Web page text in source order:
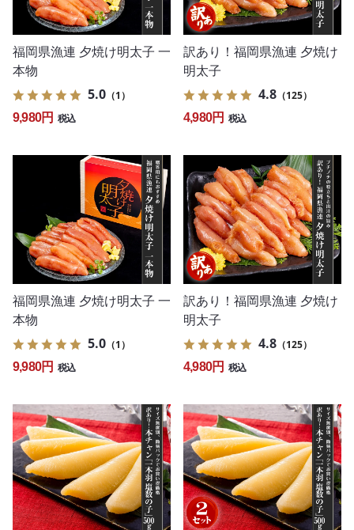
福岡県漁連 夕焼け明太子 一
本物
5.0 （1）
9,980円 税込
訳あり！福岡県漁連 夕焼け
明太子
4.8 （125）
4,980円 税込
福岡県漁連 夕焼け明太子 一
本物
5.0 （1）
9,980円 税込
訳あり！福岡県漁連 夕焼け
明太子
4.8 （125）
4,980円 税込